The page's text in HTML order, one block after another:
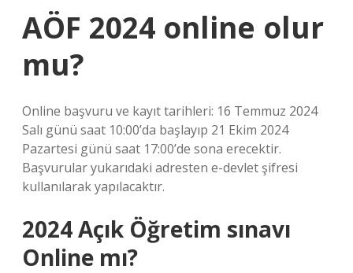
AÖF 2024 online olur
mu?
Online başvuru ve kayıt tarihleri: 16 Temmuz 2024
Salı günü saat 10:00’da başlayıp 21 Ekim 2024
Pazartesi günü saat 17:00’de sona erecektir.
Başvurular yukarıdaki adresten e-devlet şifresi
kullanılarak yapılacaktır.
2024 Açık Öğretim sınavı
Online mı?